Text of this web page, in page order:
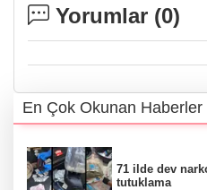
Yorumlar (0)
En Çok Okunan Haberler
71 ilde dev
tutuklama